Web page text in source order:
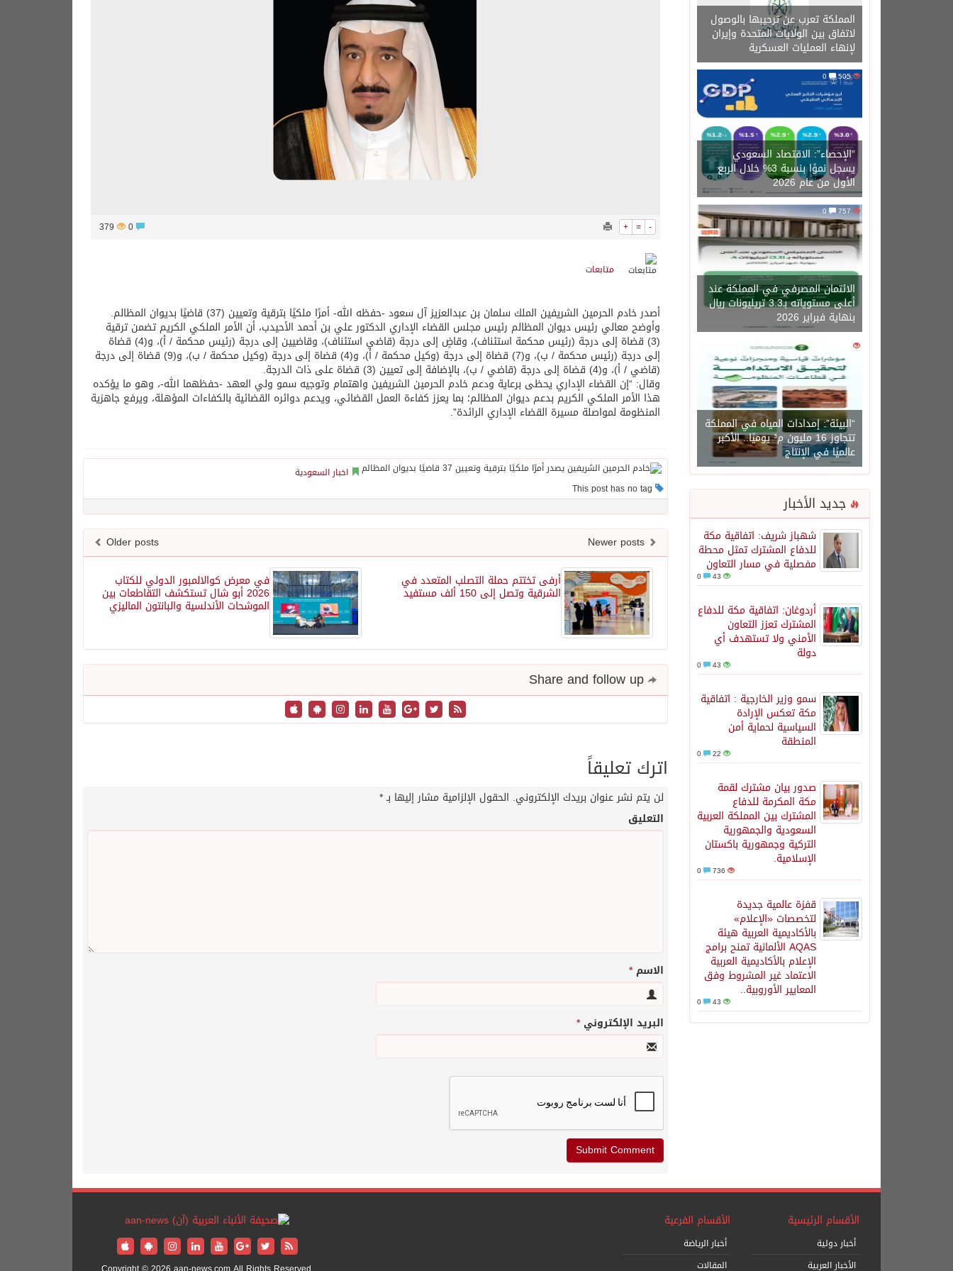
المملكة تعرب عن ترحيبها بالوصول
لاتفاق بين الولايات المتحدة وإيران
لإنهاء العمليات العسكرية
505
“الإحصاء”: الاقتصاد السعودي
يسجل نموًا بنسبة 3% خلال الربع
الأول من عام 2026
757
0
الائتمان المصرفي في المملكة عند
أعلى مستوياته بـ3.3 تريليونات ريال
بنهاية فبراير 2026
1450
“البيئة”: إمدادات المياه في المملكة
تتجاوز 16 مليون م³ يوميًا.. الأكبر
عالميًا في الإنتاج
جديد الأخبار
شهباز شريف: اتفاقية مكة
للدفاع المشترك تمثل محطة
مفصلية في مسار التعاون
43
أردوغان: اتفاقية مكة للدفاع
المشترك تعزز التعاون
الأمني ولا تستهدف أي
دولة
43
سمو وزير الخارجية : اتفاقية
مكة تعكس الإرادة
السياسية لحماية أمن
المنطقة
22
صدور بيان مشترك لقمة
مكة المكرمة للدفاع
المشترك بين المملكة العربية
السعودية والجمهورية
التركية وجمهورية باكستان
الإسلامية.
736
قفزة عالمية جديدة
لتخصصات «الإعلام»
بالأكاديمية العربية هيئة
AQAS الألمانية تمنح برامج
الإعلام بالأكاديمية العربية
الاعتماد غير المشروط وفق
المعايير الأوروبية..
43
+ = -
379
متابعات
أصدر خادم الحرمين الشريفين الملك سلمان بن عبدالعزيز آل سعود -حفظه الله- أمرًا ملكيًا بترقية وتعيين (37) قاضيًا بديوان المظالم.
وأوضح معالي رئيس ديوان المظالم رئيس مجلس القضاء الإداري الدكتور علي بن أحمد الأحيدب، أن الأمر الملكي الكريم تضمن ترقية
(3) قضاة إلى درجة (رئيس محكمة استئناف)، وقاضٍ إلى درجة (قاضي استئناف)، وقاضيين إلى درجة (رئيس محكمة / أ)، و(4) قضاة
إلى درجة (رئيس محكمة / ب)، و(7) قضاة إلى درجة (وكيل محكمة / أ)، و(4) قضاة إلى درجة (وكيل محكمة / ب)، و(9) قضاة إلى درجة
(قاضي / أ)، و(4) قضاة إلى درجة (قاضي / ب)، بالإضافة إلى تعيين (3) قضاة على ذات الدرجة.
وقال: “إن القضاء الإداري يحظى برعاية ودعم خادم الحرمين الشريفين واهتمام وتوجيه سمو ولي العهد -حفظهما الله-، وهو ما يؤكده
هذا الأمر الملكي الكريم بدعم ديوان المظالم؛ بما يعزز كفاءة العمل القضائي، ويدعم دوائره القضائية بالكفاءات المؤهلة، ويرفع جاهزية
المنظومة لمواصلة مسيرة القضاء الإداري الرائدة”.
اخبار السعودية
Older posts
في معرض كوالالمبور الدولي للكتاب
2026 أبو شال تستكشف التقاطعات بين
الموشحات الأندلسية والبانتون الماليزي
أرفى تختتم حملة التصلب المتعدد في
الشرقية وتصل إلى 150 ألف مستفيد
اترك تعليقاً
لن يتم نشر عنوان بريدك الإلكتروني. الحقول الإلزامية مشار إليها بـ*
التعليق
الاسم*
البريد الإلكتروني*
الأقسام الرئيسية
أخبار دولية
الأخبار العربية
الأقسام الفرعية
أخبار الرياضة
المقالات